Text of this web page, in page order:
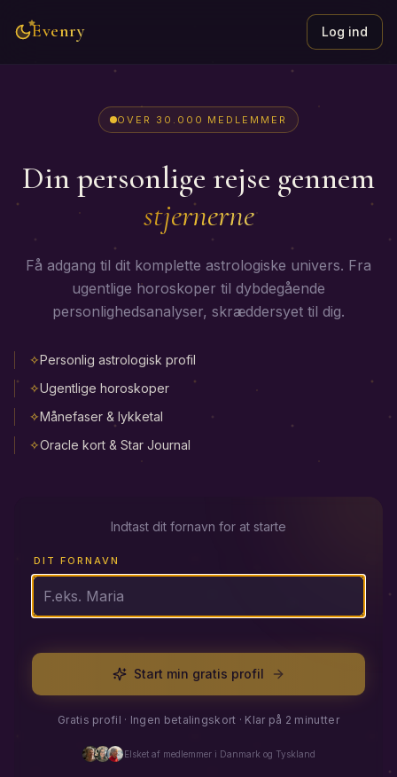
Evenry Log ind
OVER 30.000 MEDLEMMER
Din personlige rejse gennem
stjernerne
Få adgang til dit komplette astrologiske univers. Fra
ugentlige horoskoper til dybdegående
personlighedsanalyser, skræddersyet til dig.
✧Personlig astrologisk profil
✧Ugentlige horoskoper
✧Månefaser & lykketal
✧Oracle kort & Star Journal
Indtast dit fornavn for at starte
DIT FORNAVN
Start min gratis profil
Gratis profil · Ingen betalingskort · Klar på 2 minutter
Elsket af medlemmer i Danmark og Tyskland